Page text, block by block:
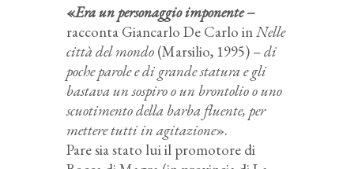
«Era un personaggio imponente–
racconta Giancarlo De Carlo inNelle
città del mondo (Marsilio, 1995) –di
poche parole e di grande statura e gli
bastava un sospiro o un brontolio o uno
scuotimento della barba fluente, per
mettere tutti in agitazione».
Pare sia stato lui il promotore di